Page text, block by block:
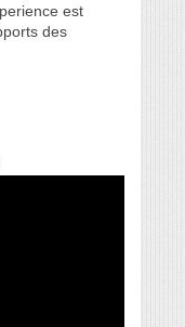
est
des